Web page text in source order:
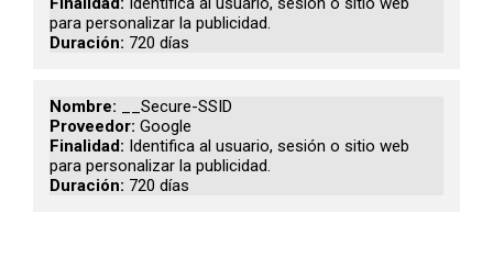
para personalizar la publicidad.
720 días
__Secure-SSID
Google
Identifica al usuario, sesión o sitio web
para personalizar la publicidad.
720 días